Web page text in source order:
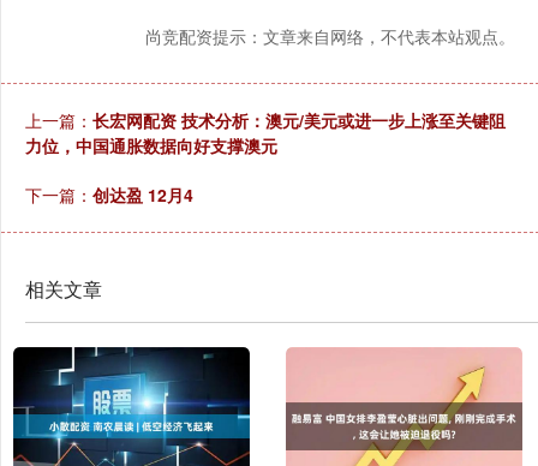
尚竞配资提示：文章来自网络，不代表本站观点。
上一篇： 长宏网配资 技术分析：澳元/美元或进一步上涨至关键阻
力位，中国通胀数据向好支撑澳元
下一篇： 创达盈 12月4
相关文章